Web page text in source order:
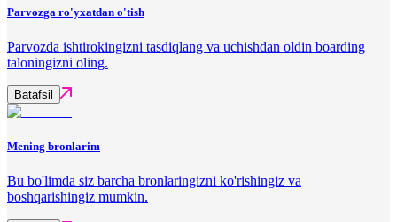
Parvozga ro'yxatdan o'tish
Parvozda ishtirokingizni tasdiqlang va uchishdan oldin boarding
taloningizni oling.
Batafsil
Mening bronlarim
Bu bo'limda siz barcha bronlaringizni ko'rishingiz va
boshqarishingiz mumkin.